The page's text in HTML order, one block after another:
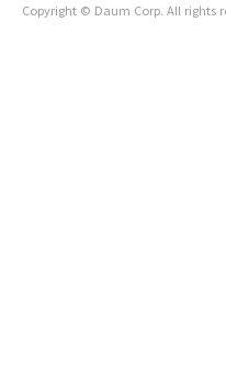
Copyright © Daum Corp. All rights